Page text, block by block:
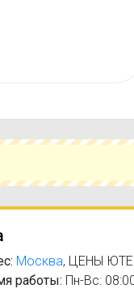
Москва, ЦЕНЫ
работы: Пн-Вс: